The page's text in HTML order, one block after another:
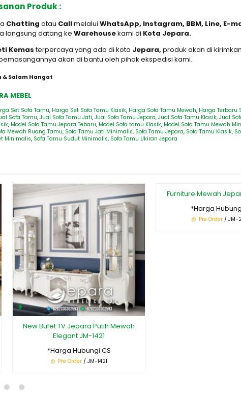
Produk :
Chatting atau Callmelalui WhatsApp, Instagram, BBM, Line, E-
langsung datang ke Warehousekami di Kota Jepara.
Kemasterpercaya yang ada di kota Jepara, produk akan di
akan di bantu oleh pihak ekspedisi kami.
& Salam Hangat
MEBEL
Set Sofa Tamu, Harga Set Sofa Tamu Klasik, Harga Sofa Tamu Mewah, Harga Terbaru
Sofa Tamu, Jual Sofa Tamu Jati, Jual Sofa Tamu Jepara, Jual Sofa Tamu Klasik, Jual
, Model Sofa Tamu Jepara Tebaru, Model Sofa tamu Klasik, Model Sofa Tamu Mewah
Mewah Ruang Tamu, Sofa Tamu Jati Minimalis, Sofa Tamu Jepara, Sofa Tamu Klasik,
Minimalis, Sofa Tamu Sudut Minimalis, Sofa Tamu Ukiran Jepara
New Bufet TV Jepara Putih Mewah
Elegant JM-1421
*Harga Hubungi CS
Pre Order/ JM-1421
Furniture Mewah
*Harga
Pre Order / JM-